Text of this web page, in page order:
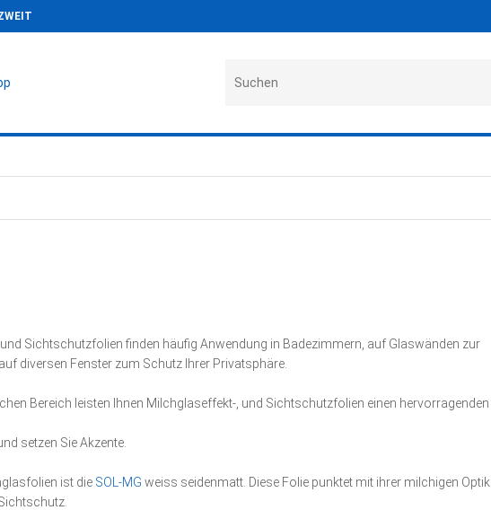
Sichtschutzfolien finden häufig Anwendung in Badezimmern, auf Glaswänden zur
diversen Fenster zum Schutz Ihrer Privatsphäre.
Bereich leisten Ihnen Milchglaseffekt-, und Sichtschutzfolien einen hervorragenden
setzen Sie Akzente.
ist die SOL-MG weiss seidenmatt. Diese Folie punktet mit ihrer milchigen Optik